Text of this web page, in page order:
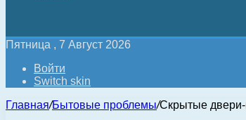
Пятница , 7 Август 2026
Войти
Switch skin
Главная/Бытовые проблемы/Скрытые